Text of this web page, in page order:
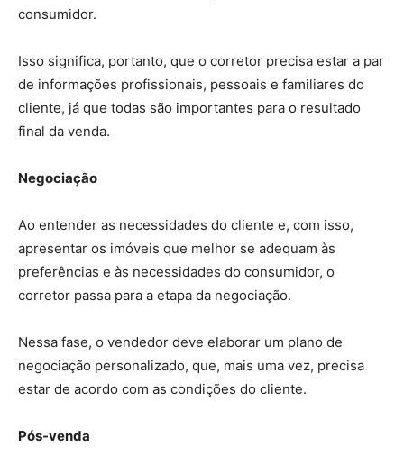
consumidor.
Isso significa, portanto, que o corretor precisa estar a par
de informações profissionais, pessoais e familiares do
cliente, já que todas são importantes para o resultado
final da venda.
Negociação
Ao entender as necessidades do cliente e, com isso,
apresentar os imóveis que melhor se adequam às
preferências e às necessidades do consumidor, o
corretor passa para a etapa da negociação.
Nessa fase, o vendedor deve elaborar um plano de
negociação personalizado, que, mais uma vez, precisa
estar de acordo com as condições do cliente.
Pós-venda